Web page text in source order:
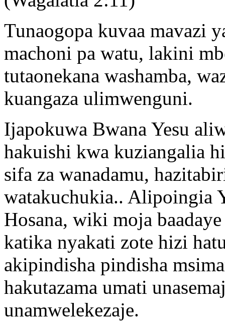
Tunaogopa kuvaa mavazi
machoni pa watu, lakini
tutaonekana washamba,
kuangaza ulimwenguni.
Ijapokuwa Bwana Yesu
hakuishi kwa kuziangalia
sifa za wanadamu,
watakuchukia.. Alipoingia
Hosana, wiki moja
katika nyakati zote hizi
akipindisha pindisha
hakutazama umati
unamwelekezaje.